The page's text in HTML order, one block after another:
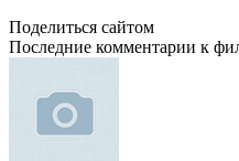
Поделиться сайтом
Последние комментарии к